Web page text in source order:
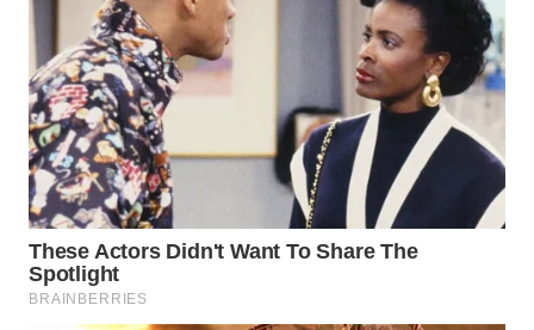
KARO
WN
SIMALUNGUN
WN
LABUHANBATU
WN
TAPANULI